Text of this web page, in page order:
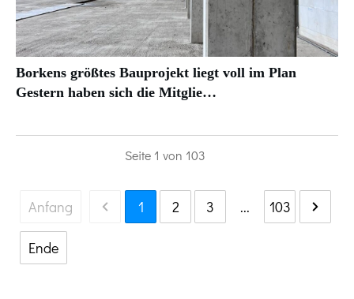
Borkens größtes Bauprojekt liegt voll im Plan
Gestern haben sich die Mitglie…
Seite 1 von 103
Anfang 1 2 3 ... 103
Ende